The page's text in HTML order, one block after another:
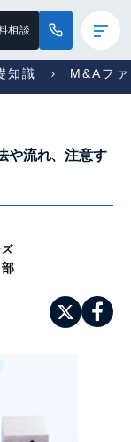
相談
知識 M&Aフ
や流れ、注意す